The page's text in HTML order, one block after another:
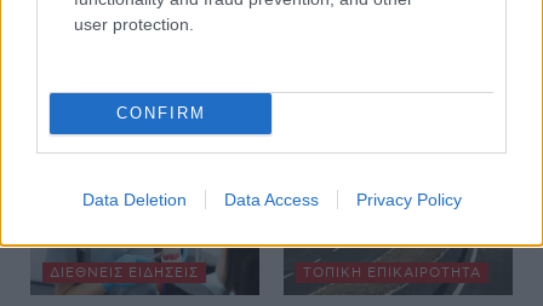
user protection.
CONFIRM
Data Deletion Data Access Privacy Policy
ΔΙΕΘΝΕΊΣ ΕΙΔΉΣΕΙΣ ΤΟΠΙΚΉ ΕΠΙΚΑΙΡΌΤΗΤΑ